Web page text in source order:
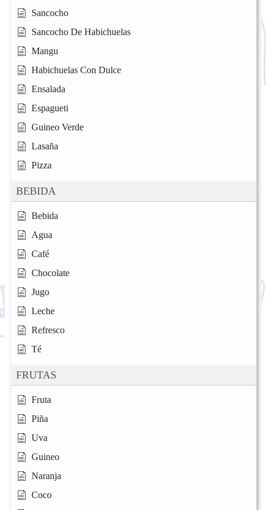
Sancocho
Sancocho De Habichuelas
Mangu
Habichuelas Con Dulce
Ensalada
Espagueti
Guineo Verde
Lasaña
Pizza
BEBIDA
Bebida
Agua
Café
Chocolate
Jugo
Leche
Refresco
Té
FRUTAS
Fruta
Piña
Uva
Guineo
Naranja
Coco